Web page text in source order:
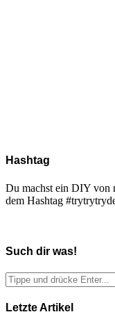
Hashtag
Du machst ein DIY von
dem Hashtag
Such dir was!
Letzte Artikel